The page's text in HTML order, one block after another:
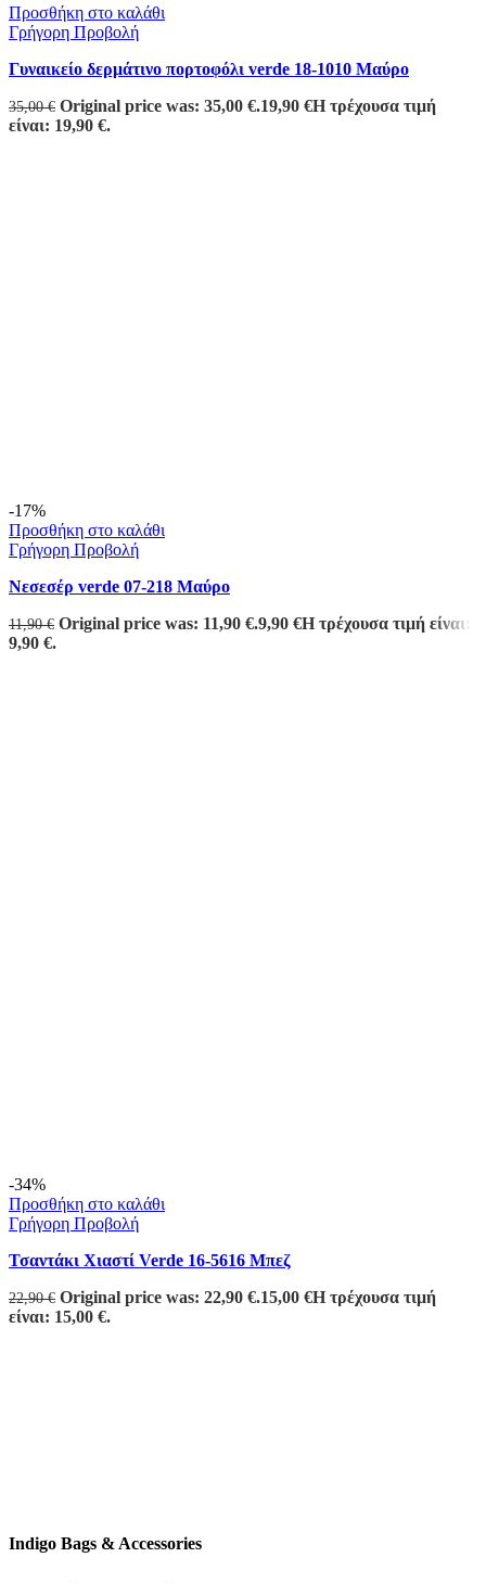
Προσθήκη στο καλάθι
Γρήγορη Προβολή
Γυναικείο δερμάτινο πορτοφόλι verde 18-1010 Μαύρο
35,00€ Original price was: 35,00 €.19,90 €Η τρέχουσα τιμή
είναι: 19,90 €.
-17%
Προσθήκη στο καλάθι
Γρήγορη Προβολή
Νεσεσέρ verde 07-218 Μαύρο
11,90€ Original price was: 11,90 €.9,90 €Η τρέχουσα τιμή είναι:
9,90 €.
-34%
Προσθήκη στο καλάθι
Γρήγορη Προβολή
Τσαντάκι Χιαστί Verde 16-5616 Μπεζ
22,90€ Original price was: 22,90 €.15,00 €Η τρέχουσα τιμή
είναι: 15,00 €.
Indigo Bags & Accessories